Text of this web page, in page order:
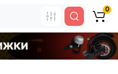
0